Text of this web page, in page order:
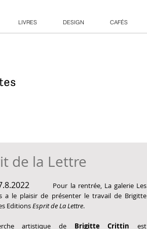
LIVRES DESIGN CAFÉS
de la Lettre
         Pour la rentrée, La galerie Les
a le plaisir de présenter le travail de Brigitte
Editions Esprit de La Lettre.
artistique de Brigitte Crittin est